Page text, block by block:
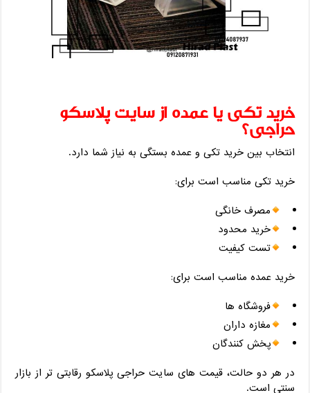
خرید تکی یا عمده از سایت پلاسکو
حراجی؟
انتخاب بین خرید تکی و عمده بستگی به نیاز شما دارد.
خرید تکی مناسب است برای:
مصرف خانگی
خرید محدود
تست کیفیت
خرید عمده مناسب است برای:
فروشگاه ‌ها
مغازه ‌داران
پخش ‌کنندگان
در هر دو حالت، قیمت‌ های سایت حراجی پلاسکو رقابتی ‌تر از بازار
سنتی است.